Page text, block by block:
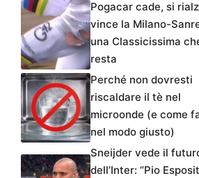
Pogacar cade, si
vince la Milano-
una Classicissima
resta
Perché non dovresti
riscaldare il tè nel
microonde (e come
nel modo giusto)
Sneijder vede il
dell’Inter: “Pio